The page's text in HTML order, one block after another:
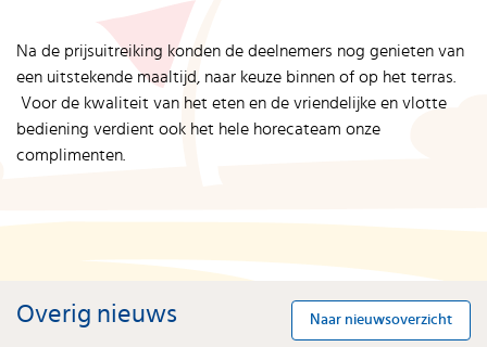
Na de prijsuitreiking konden de deelnemers nog genieten van
een uitstekende maaltijd, naar keuze binnen of op het terras.
Voor de kwaliteit van het eten en de vriendelijke en vlotte
bediening verdient ook het hele horecateam onze
complimenten.
Overig nieuws Naar nieuwsoverzicht